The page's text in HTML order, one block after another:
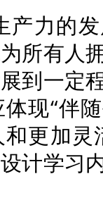
产力的
所有人
到一定
现“伴
更加灵
计学习